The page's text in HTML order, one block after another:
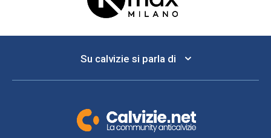
Su calvizie si parla di